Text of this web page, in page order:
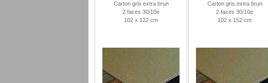
Carton gris extra brun
2 faces 30/10e
102 x 122 cm
Carton gris extra brun
2 faces 30/10e
102 x 152 cm